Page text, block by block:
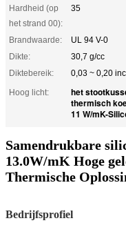
Hardheid (op
het strand 00):
35
Brandwaarde:
UL 94 V-0
Dikte:
30,7 g/cc
Diktebereik:
0,03 ~ 0,20
Hoog licht:
het
thermisch
11 W/mK-
Samendrukbare
13.0W/mK Hoge
Thermische
Bedrijfsprofiel